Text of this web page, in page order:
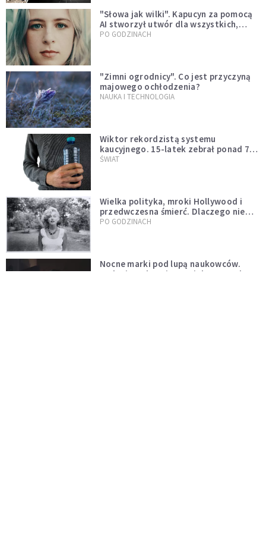
"Słowa jak wilki". Kapucyn za pomocą
AI stworzył utwór dla wszystkich,
którzy doświadczają hejtu
PO GODZINACH
"Zimni ogrodnicy". Co jest przyczyną
majowego ochłodzenia?
NAUKA I TECHNOLOGIA
Wiktor rekordzistą systemu
kaucyjnego. 15-latek zebrał ponad 7
tys. butelek i puszek
ŚWIAT
Wielka polityka, mroki Hollywood i
przedwczesna śmierć. Dlaczego nie
możemy przestać mówić o Marilyn
PO GODZINACH
Nocne marki pod lupą naukowców.
Badanie wskazuje na większe ryzyko